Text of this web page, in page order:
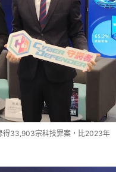
得33,903宗科技罪案，比2023年